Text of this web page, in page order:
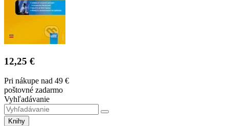
12,25 €
Pri nákupe nad 49 €
poštovné zadarmo
Vyhľadávanie
Knihy